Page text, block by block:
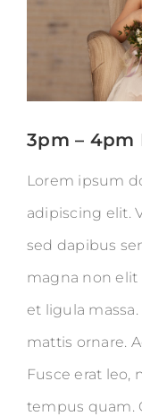
3pm – 4pm
Lorem ipsum
adipiscing elit.
sed dapibus
magna non
et ligula
mattis ornare.
Fusce erat leo,
tempus quam.